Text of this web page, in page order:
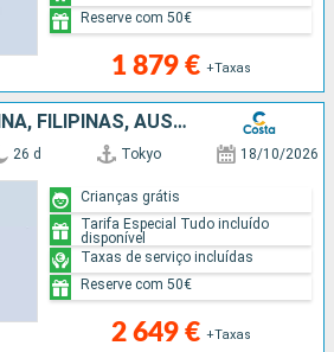
1 879 € +Taxas
Reserve com 50€
JAPÃO, TAIWAN, CHINA, FILIPINAS, AUSTRÁLIA
26 d Tokyo 18/10/2026
2 649 € +Taxas
Crianças grátis
Tarifa Especial Tudo incluído
disponível
Taxas de serviço incluídas
Reserve com 50€